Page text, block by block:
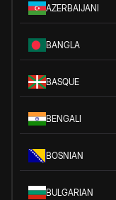
AZERBAIJANI
BANGLA
BASQUE
BENGALI
BOSNIAN
BULGARIAN